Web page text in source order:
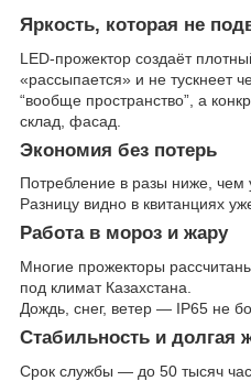
Яркость, которая не
LED-прожектор создаёт
«рассыпается» и не тускнеет
“вообще пространство”, а
склад, фасад.
Экономия без потерь
Потребление в разы ниже, чем
Разницу видно в квитанциях
Работа в мороз и жару
Многие прожекторы
под климат Казахстана.
Дождь, снег, ветер — IP65 не
Стабильность и долгая
Срок службы — до 50 тысяч